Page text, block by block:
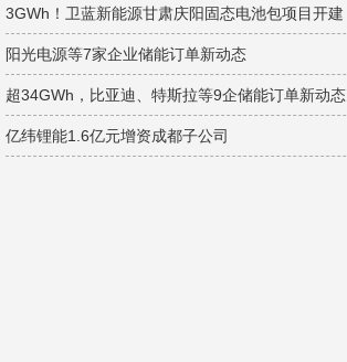
3GWh！卫蓝新能源甘肃庆阳固态电池包项目开建
阳光电源等7家企业储能订单新动态
超34GWh，比亚迪、特斯拉等9企储能订单新动态
亿纬锂能1.6亿元增资成都子公司